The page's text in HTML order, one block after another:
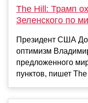
The Hill: Трамп
Зеленского по
Президент США
оптимизм
предложенного
пунктов, пишет